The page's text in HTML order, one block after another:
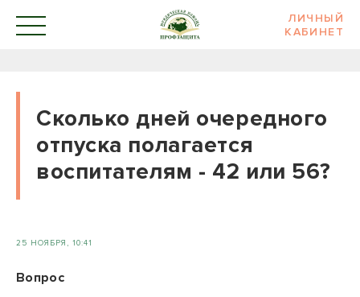
ЛИЧНЫЙ
КАБИНЕТ
Сколько дней очередного
отпуска полагается
воспитателям - 42 или 56?
25 НОЯБРЯ, 10:41
Вопрос